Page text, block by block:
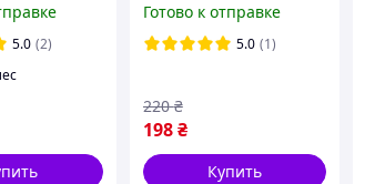
крючках
5.0 (2)
Готово к отправке
5.0 (1)
198 ₴
220 ₴
Купить